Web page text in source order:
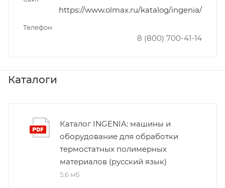
https://www.olmax.ru/katalog/ingenia/
Телефон
8 (800) 700-41-14
Каталоги
Каталог INGENIA: машины и
оборудование для обработки
термостатных полимерных
материалов (русский язык)
5,6 мб